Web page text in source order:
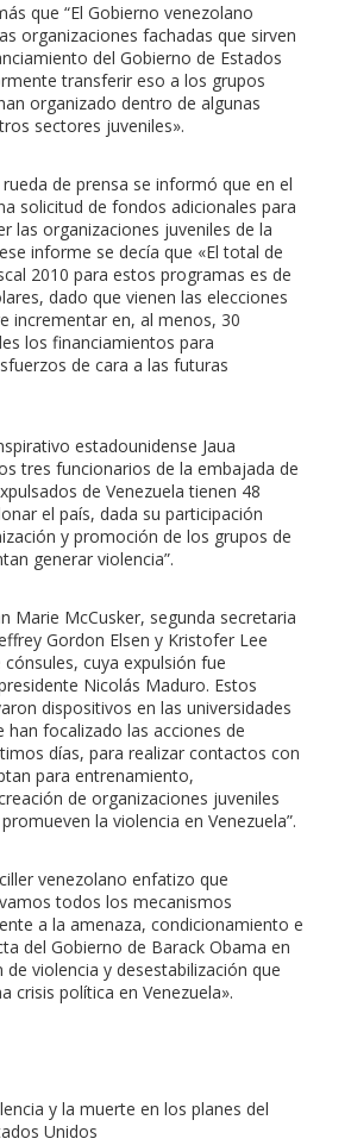
que “El Gobierno venezolano
organizaciones fachadas que sirven
del Gobierno de Estados
transferir eso a los grupos
organizado dentro de algunas
sectores juveniles».
de prensa se informó que en el
solicitud de fondos adicionales para
las organizaciones juveniles de la
informe se decía que «El total de
2010 para estos programas es de
dado que vienen las elecciones
incrementar en, al menos, 30
los financiamientos para
de cara a las futuras
estadounidense Jaua
tres funcionarios de la embajada de
de Venezuela tienen 48
el país, dada su participación
y promoción de los grupos de
generar violencia”.
Marie McCusker, segunda secretaria
Gordon Elsen y Kristofer Lee
cuya expulsión fue
Nicolás Maduro. Estos
dispositivos en las universidades
han focalizado las acciones de
días, para realizar contactos con
para entrenamiento,
de organizaciones juveniles
la violencia en Venezuela”.
venezolano enfatizo que
todos los mecanismos
a la amenaza, condicionamiento e
del Gobierno de Barack Obama en
violencia y desestabilización que
crisis política en Venezuela».
y la muerte en los planes del
Unidos